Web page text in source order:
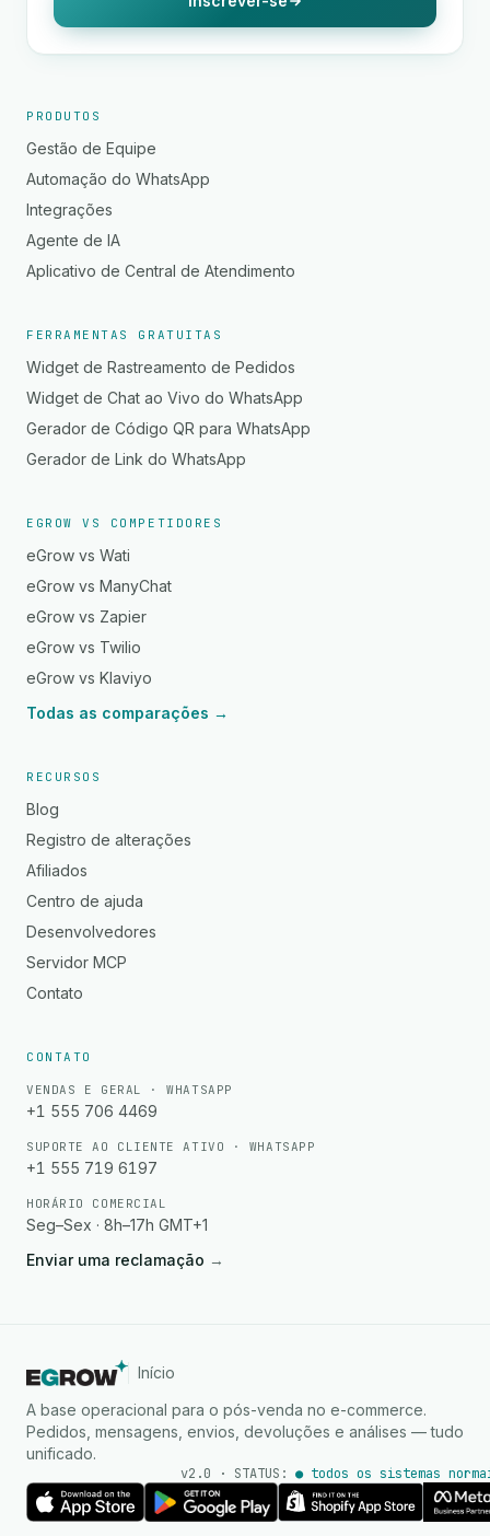
PRODUTOS
Gestão de Equipe
Automação do WhatsApp
Integrações
Agente de IA
Aplicativo de Central de Atendimento
FERRAMENTAS GRATUITAS
Widget de Rastreamento de Pedidos
Widget de Chat ao Vivo do WhatsApp
Gerador de Código QR para WhatsApp
Gerador de Link do WhatsApp
EGROW VS COMPETIDORES
eGrow vs Wati
eGrow vs ManyChat
eGrow vs Zapier
eGrow vs Twilio
eGrow vs Klaviyo
Todas as comparações →
RECURSOS
Blog
Registro de alterações
Afiliados
Centro de ajuda
Desenvolvedores
Servidor MCP
Contato
CONTATO
VENDAS E GERAL · WHATSAPP
+1 555 706 4469
SUPORTE AO CLIENTE ATIVO · WHATSAPP
+1 555 719 6197
HORÁRIO COMERCIAL
Seg–Sex · 8h–17h GMT+1
Enviar uma reclamação →
Início
A base operacional para o pós-venda no e-commerce.
Pedidos, mensagens, envios, devoluções e análises — tudo
unificado.
v2.0 · STATUS: ● todos os sistemas